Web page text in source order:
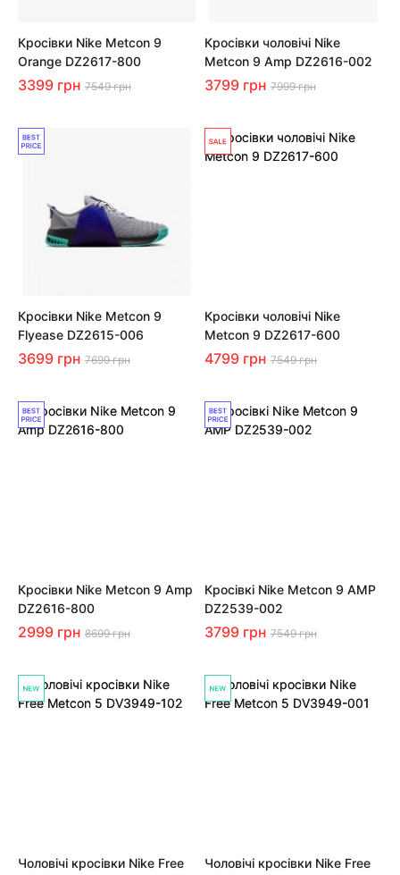
Кросівки Nike Metcon 9
Orange DZ2617-800
3399 грн 7549 грн
Кросівки чоловічі Nike
Metcon 9 Amp DZ2616-002
3799 грн 7999 грн
Кросівки Nike Metcon 9
Flyease DZ2615-006
3699 грн 7699 грн
Кросівки чоловічі Nike
Metcon 9 DZ2617-600
4799 грн 7549 грн
Кросівки Nike Metcon 9 Amp
DZ2616-800
2999 грн 8699 грн
Кросівкі Nike Metcon 9 AMP
DZ2539-002
3799 грн 7549 грн
Чоловічі кросівки Nike Free
Чоловічі кросівки Nike Free